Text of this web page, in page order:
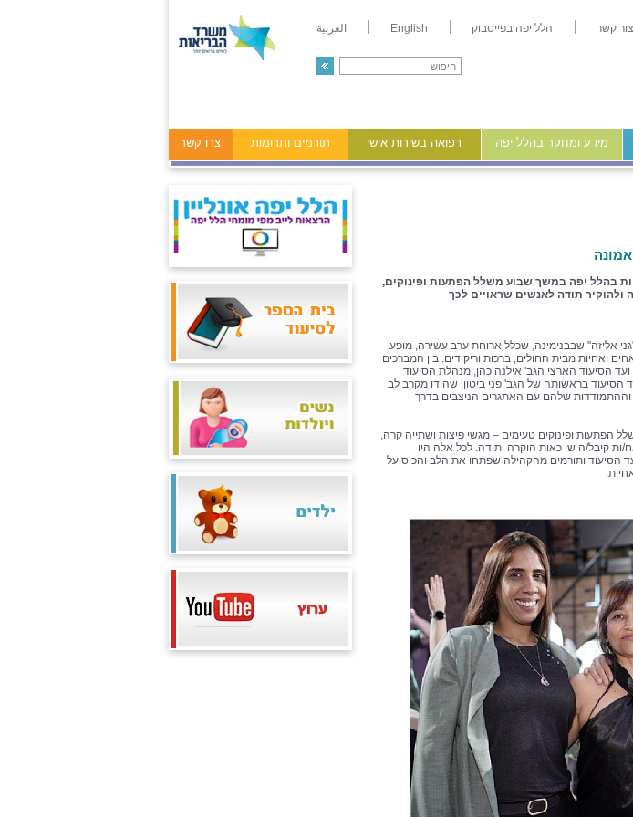
צור קשר הלל יפה בפייסבוק English العربية
מידע ומחקר בהלל יפה רפואה בשירות אישי תורמים ותרומות צרו קשר
בהלל יפה במשך שבוע משלל הפתעות ופינוקים,
ולהוקיר תודה לאנשים שראויים לכך
אליזה" שבבנימינה, שכלל ארוחת ערב עשירה, מופע
ואחיות מבית החולים, ברכות וריקודים. בין המברכים
הסיעוד הארצי הגב' אילנה כהן, מנהלת הסיעוד
הסיעוד בראשותה של הגב' פני ביטון, שהודו מקרב לב
שלהם עם האתגרים הניצבים בדרך
הפתעות ופינוקים טעימים – מגשי פיצות ושתייה קרה,
ות קיבל/ה שי כאות הוקרה ותודה. לכל אלה היו
הסיעוד ותורמים מהקהילה שפתחו את הלב והכיס על